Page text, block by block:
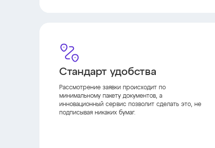
Стандарт удобства
Рассмотрение заявки происходит по
минимальному пакету документов, а
инновационный сервис позволит сделать это, не
подписывая никаких бумаг.